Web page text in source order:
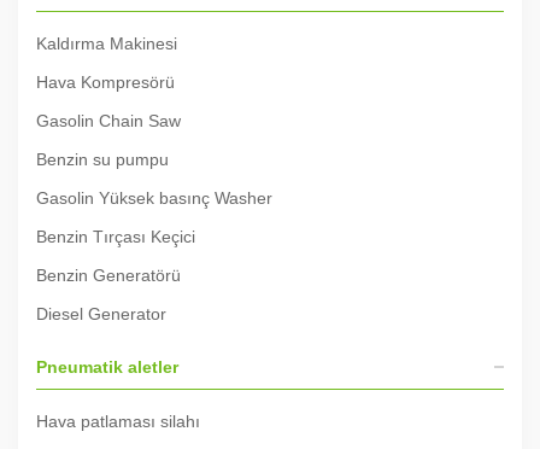
Kaldırma Makinesi
Hava Kompresörü
Gasolin Chain Saw
Benzin su pumpu
Gasolin Yüksek basınç Washer
Benzin Tırçası Keçici
Benzin Generatörü
Diesel Generator
Pneumatik aletler
Hava patlaması silahı